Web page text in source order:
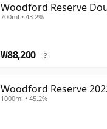
Woodford Reserve
700ml • 43.2%
₩88,200 ?
Woodford Reserve
1000ml • 45.2%